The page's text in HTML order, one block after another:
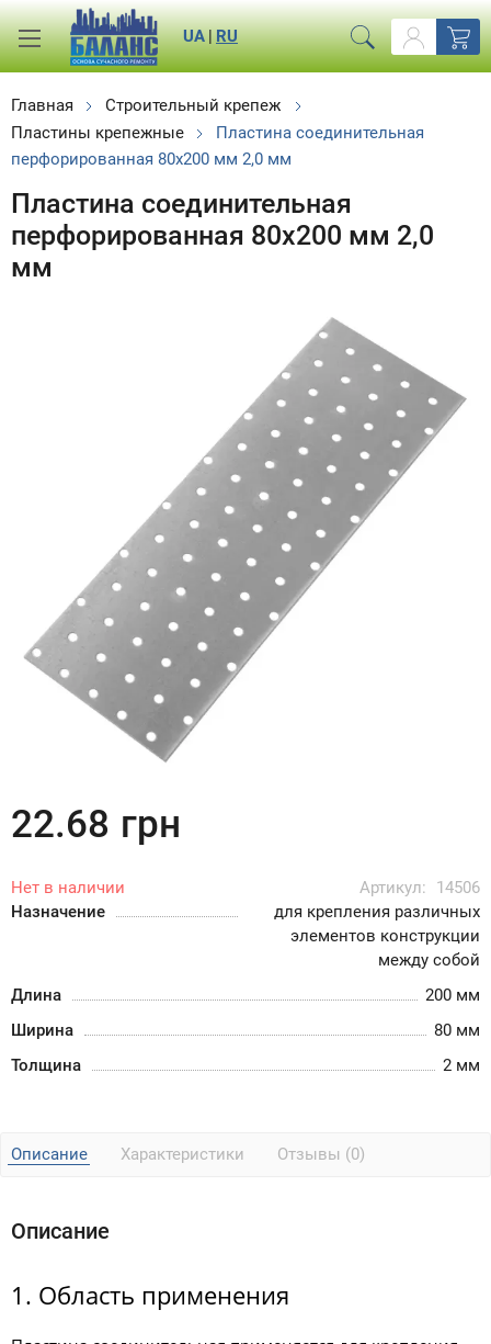
RU
|
UA
Главная
Строительный крепеж
Пластины крепежные
Пластина соединительная
перфорированная 80х200 мм 2,0 мм
Пластина соединительная
перфорированная 80х200 мм 2,0
мм
Нет в наличии Артикул:
14506
Назначение
для крепления различных
элементов конструкции
между собой
Длина
200 мм
Ширина
80 мм
Толщина
2 мм
22.68 грн
Описание Характеристики Отзывы (0)
Описание
1. Область применения